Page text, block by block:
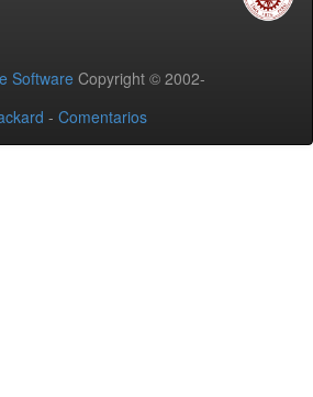
Software Copyright © 2002-
- Comentarios